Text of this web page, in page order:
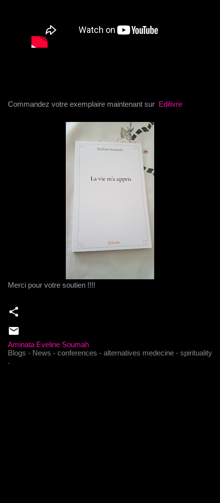
Commandez votre exemplaire maintenant sur Edilivre
Merci pour votre soutien !!!!
Aminata Eveline Soumah
Blogs - News - conferences - alternatives medecine - spirituality
.